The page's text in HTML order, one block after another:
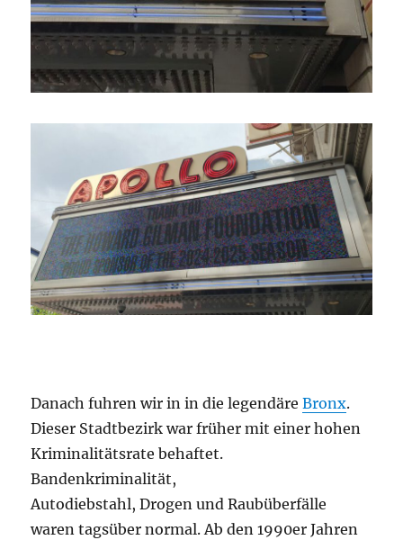
Danach fuhren wir in in die legendäreBronx.
Dieser Stadtbezirk war früher mit einer hohen
Kriminalitätsrate behaftet.
Bandenkriminalität,
Autodiebstahl, Drogen und Raubüberfälle
waren tagsüber normal. Ab den 1990er Jahren